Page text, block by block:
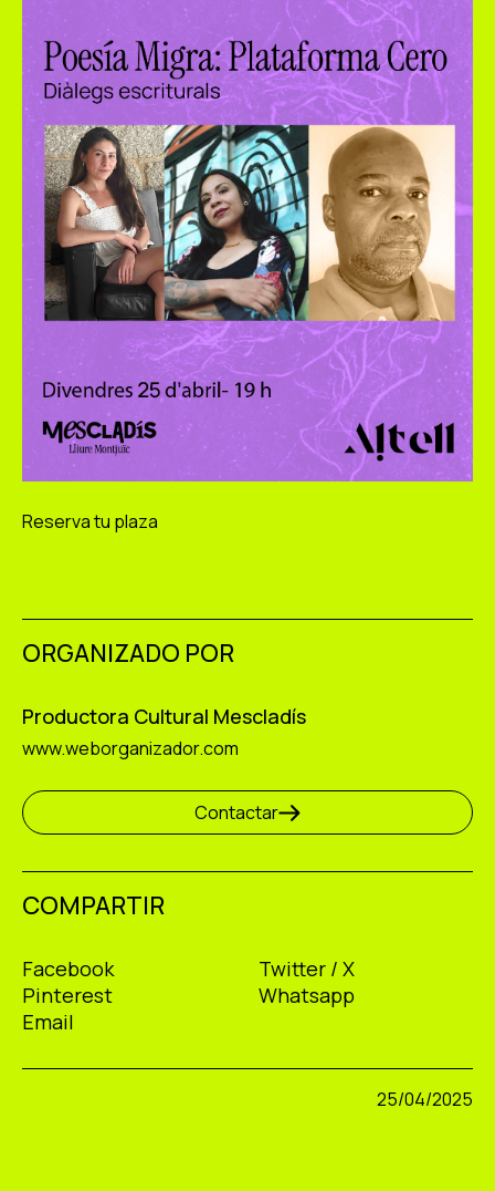
Reserva tu plaza
ORGANIZADO POR
Productora Cultural Mescladís
www.weborganizador.com
Contactar
COMPARTIR
Facebook
Twitter / X
Pinterest
Whatsapp
Email
25/04/2025